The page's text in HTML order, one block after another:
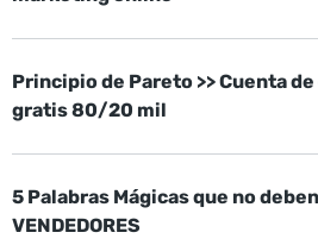
Principio de Pareto >> Cuenta
gratis 80/20 mil
5 Palabras Mágicas que no
VENDEDORES